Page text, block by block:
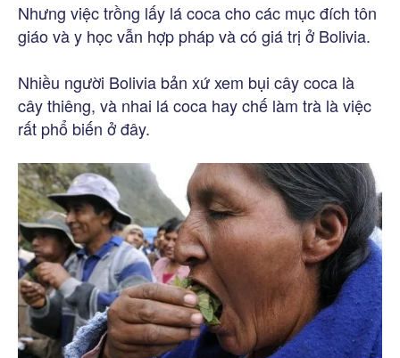
Nhưng việc trồng lấy lá coca cho các mục đích tôn
giáo và y học vẫn hợp pháp và có giá trị ở Bolivia.
Nhiều người Bolivia bản xứ xem bụi cây coca là
cây thiêng, và nhai lá coca hay chế làm trà là việc
rất phổ biến ở đây.